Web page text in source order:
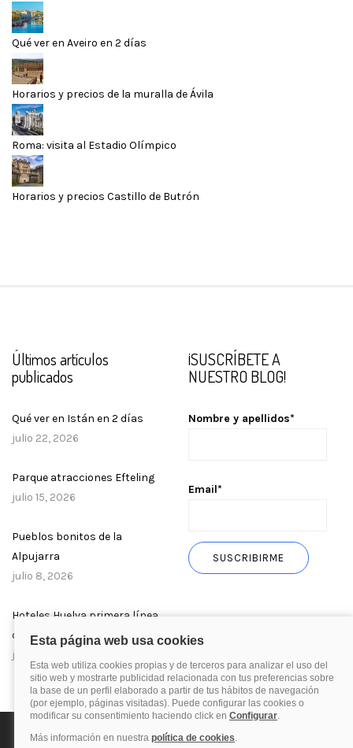
Qué ver en Aveiro en 2 días
Horarios y precios de la muralla de Ávila
Roma: visita al Estadio Olímpico
Horarios y precios Castillo de Butrón
Últimos artículos
publicados
Qué ver en Istán en 2 días
julio 22, 2026
Parque atracciones Efteling
julio 15, 2026
Pueblos bonitos de la
Alpujarra
julio 8, 2026
Hoteles Huelva primera línea
de playa
julio 1, 2026
¡SUSCRÍBETE A
NUESTRO BLOG!
Nombre y apellidos*
Email*